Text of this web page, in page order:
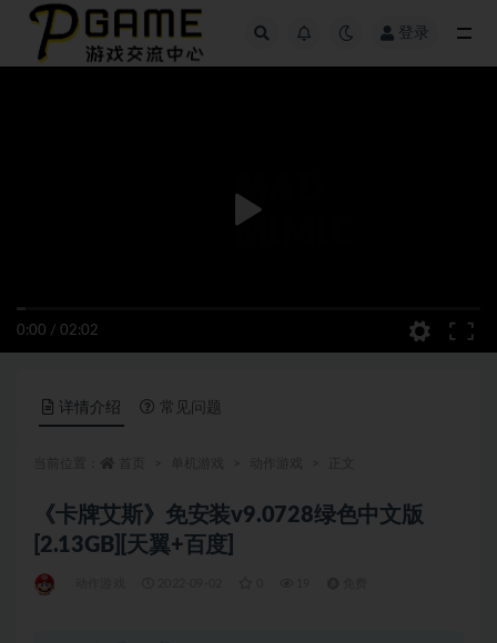
登录
0:00 / 02:02
详情介绍 常见问题
《卡牌艾斯》免安装v9.0728绿色中文版
[2.13GB][天翼+百度]
全部